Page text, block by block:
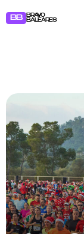
BB
BRAVO
BALEARES